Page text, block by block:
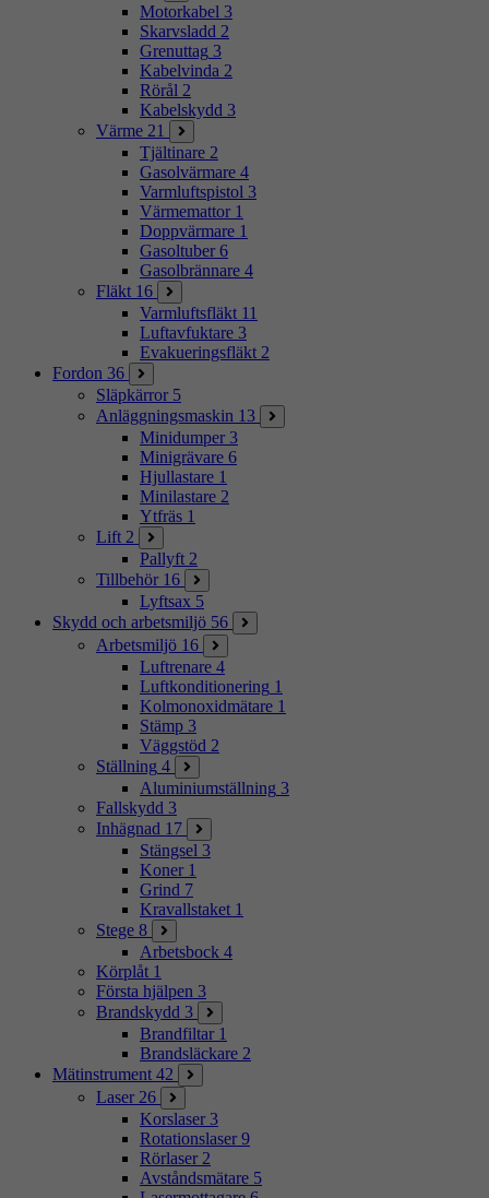
Motorkabel 3
Skarvsladd 2
Grenuttag 3
Kabelvinda 2
Rörål 2
Kabelskydd 3
Värme 21
Tjältinare 2
Gasolvärmare 4
Varmluftspistol 3
Värmemattor 1
Doppvärmare 1
Gasoltuber 6
Gasolbrännare 4
Fläkt 16
Varmluftsfläkt 11
Luftavfuktare 3
Evakueringsfläkt 2
Fordon 36
Släpkärror 5
Anläggningsmaskin 13
Minidumper 3
Minigrävare 6
Hjullastare 1
Minilastare 2
Ytfräs 1
Lift 2
Pallyft 2
Tillbehör 16
Lyftsax 5
Skydd och arbetsmiljö 56
Arbetsmiljö 16
Luftrenare 4
Luftkonditionering 1
Kolmonoxidmätare 1
Stämp 3
Väggstöd 2
Ställning 4
Aluminiumställning 3
Fallskydd 3
Inhägnad 17
Stängsel 3
Koner 1
Grind 7
Kravallstaket 1
Stege 8
Arbetsbock 4
Körplåt 1
Första hjälpen 3
Brandskydd 3
Brandfiltar 1
Brandsläckare 2
Mätinstrument 42
Laser 26
Korslaser 3
Rotationslaser 9
Rörlaser 2
Avståndsmätare 5